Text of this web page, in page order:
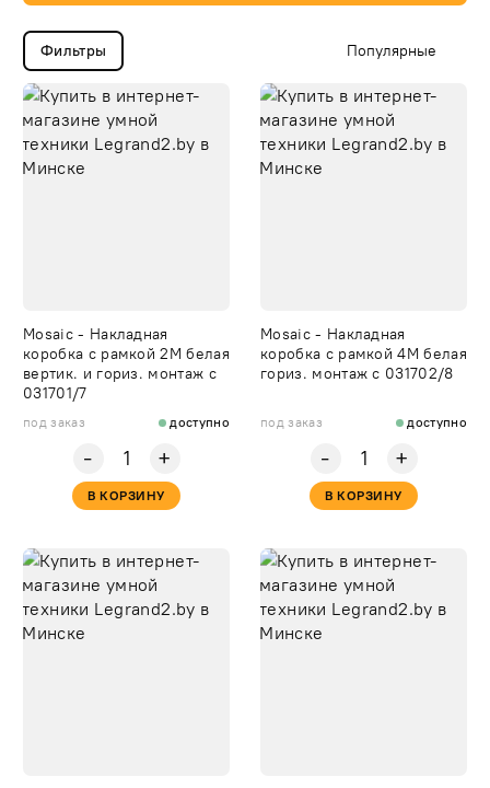
Фильтры
Mosaic - Накладная
коробка с рамкой 2М белая
вертик. и гориз. монтаж с
031701/7
под заказ доступно
- +
В КОРЗИНУ
Mosaic - Накладная
коробка с рамкой 4М белая
гориз. монтаж с 031702/8
под заказ доступно
- +
В КОРЗИНУ